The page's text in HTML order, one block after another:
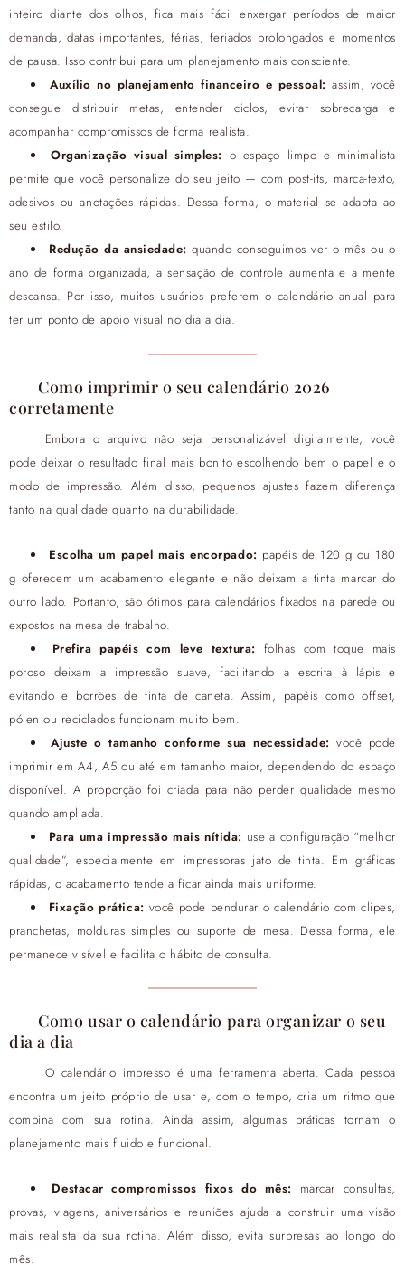
inteiro diante dos olhos, fica mais fácil enxergar períodos de maior
demanda, datas importantes, férias, feriados prolongados e momentos
de pausa. Isso contribui para um planejamento mais consciente.
Auxílio no planejamento financeiro e pessoal: assim, você
consegue distribuir metas, entender ciclos, evitar sobrecarga e
acompanhar compromissos de forma realista.
Organização visual simples: o espaço limpo e minimalista
permite que você personalize do seu jeito — com post-its, marca-texto,
adesivos ou anotações rápidas. Dessa forma, o material se adapta ao
seu estilo.
Redução da ansiedade: quando conseguimos ver o mês ou o
ano de forma organizada, a sensação de controle aumenta e a mente
descansa. Por isso, muitos usuários preferem o calendário anual para
ter um ponto de apoio visual no dia a dia.
Como imprimir o seu calendário 2026
corretamente
Embora o arquivo não seja personalizável digitalmente, você
pode deixar o resultado final mais bonito escolhendo bem o papel e o
modo de impressão. Além disso, pequenos ajustes fazem diferença
tanto na qualidade quanto na durabilidade.
Escolha um papel mais encorpado: papéis de 120 g ou 180
g oferecem um acabamento elegante e não deixam a tinta marcar do
outro lado. Portanto, são ótimos para calendários fixados na parede ou
expostos na mesa de trabalho.
Prefira papéis com leve textura: folhas com toque mais
poroso deixam a impressão suave, facilitando a escrita à lápis e
evitando e borrões de tinta de caneta. Assim, papéis como offset,
pólen ou reciclados funcionam muito bem.
Ajuste o tamanho conforme sua necessidade: você pode
imprimir em A4, A5 ou até em tamanho maior, dependendo do espaço
disponível. A proporção foi criada para não perder qualidade mesmo
quando ampliada.
Para uma impressão mais nítida: use a configuração “melhor
qualidade”, especialmente em impressoras jato de tinta. Em gráficas
rápidas, o acabamento tende a ficar ainda mais uniforme.
Fixação prática: você pode pendurar o calendário com clipes,
pranchetas, molduras simples ou suporte de mesa. Dessa forma, ele
permanece visível e facilita o hábito de consulta.
Como usar o calendário para organizar o seu
dia a dia
O calendário impresso é uma ferramenta aberta. Cada pessoa
encontra um jeito próprio de usar e, com o tempo, cria um ritmo que
combina com sua rotina. Ainda assim, algumas práticas tornam o
planejamento mais fluido e funcional.
Destacar compromissos fixos do mês: marcar consultas,
provas, viagens, aniversários e reuniões ajuda a construir uma visão
mais realista da sua rotina. Além disso, evita surpresas ao longo do
mês.